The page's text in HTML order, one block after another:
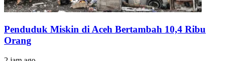
Penduduk Miskin di Aceh Bertambah 10,4 Ribu
Orang